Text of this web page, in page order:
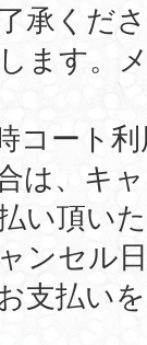
承くだ
ます。
コート
は、キ
い頂い
ンセル
支払い